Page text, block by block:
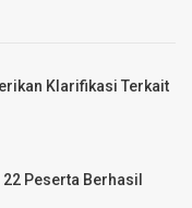
Klarifikasi Terkait
Peserta Berhasil